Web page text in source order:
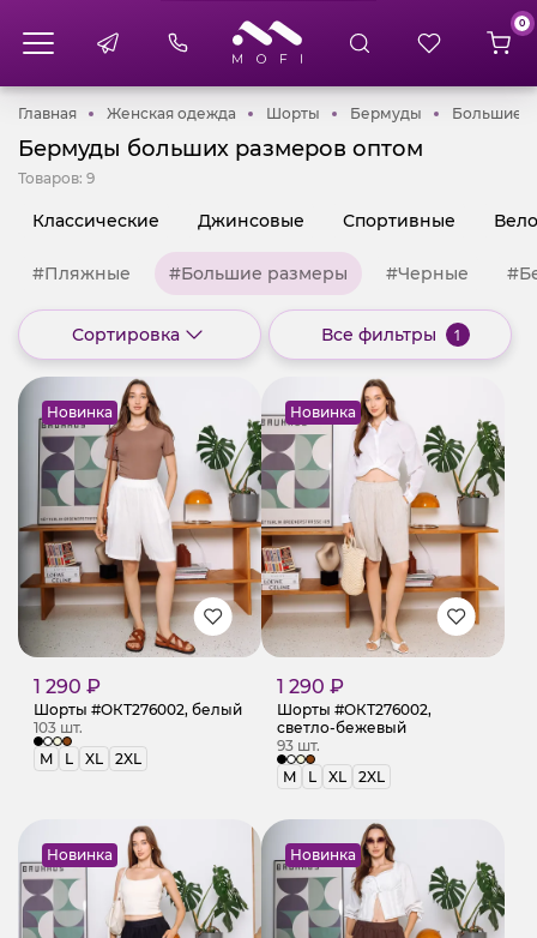
0
ГлавнаяГлавнаяЖенская одежда Женская одежда
Шорты ШортыБермуды Бермуды
Большие
Бермуды больших размеров оптом
Товаров: 9
Классические Джинсовые Спортивные
#Пляжные #Большие размеры #Черные
Сортировка Все фильтры 1
Новинка
1 290 ₽
Шорты #ОКТ276002, белый
103 шт.
M
L XL 2XL
Новинка
1 290 ₽
Шорты #ОКТ276002,
светло-бежевый
93 шт.
M
L XL 2XL
Новинка Новинка